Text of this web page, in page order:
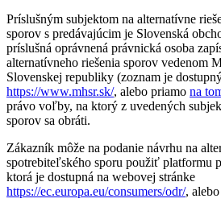
Príslušným subjektom na alternatívne
sporov s predávajúcim je Slovenská
príslušná oprávnená právnická osoba
alternatívneho riešenia sporov vedenom
Slovenskej republiky (zoznam je
https://www.mhsr.sk/, alebo priamo na
právo voľby, na ktorý z uvedených
sporov sa obráti.
Zákazník môže na podanie návrhu na
spotrebiteľského sporu použiť platformu
ktorá je dostupná na webovej stránke
https://ec.europa.eu/consumers/odr/,